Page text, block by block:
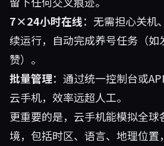
7×24小时在线：无需担心关机
续运行，自动完成养号任务（如
赞）。
批量管理：通过统一控制台或
云手机，效率远超人工。
更重要的是，云手机能模拟全球
境，包括时区、语言、地理位